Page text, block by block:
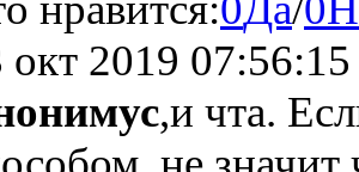
окт 2019 07:56:15
,и чта.